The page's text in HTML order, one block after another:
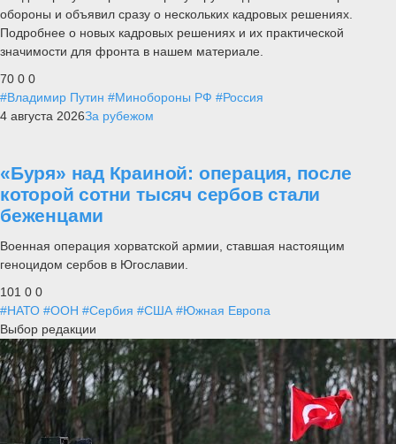
обороны и объявил сразу о нескольких кадровых решениях.
Подробнее о новых кадровых решениях и их практической
значимости для фронта в нашем материале.
70 0 0
#Владимир Путин #Минобороны РФ #Россия
4 августа 2026За рубежом
«Буря» над Краиной: операция, после
которой сотни тысяч сербов стали
беженцами
Военная операция хорватской армии, ставшая настоящим
геноцидом сербов в Югославии.
101 0 0
#НАТО #ООН #Сербия #США #Южная Европа
Выбор редакции